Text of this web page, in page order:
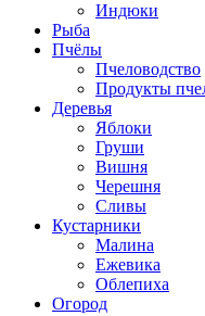
Индюки
Рыба
Пчёлы
Пчеловодство
Продукты
Деревья
Яблоки
Груши
Вишня
Черешня
Сливы
Кустарники
Малина
Ежевика
Облепиха
Огород